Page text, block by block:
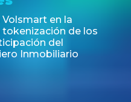
rúbrica de los libros
de Buenos Aires